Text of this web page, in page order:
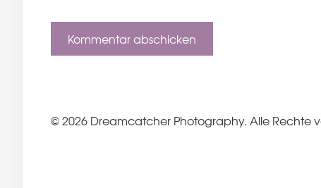
© 2026 Dreamcatcher Photography. Alle Rechte